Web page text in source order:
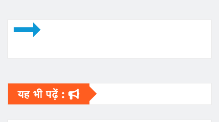
यह भी पढ़ें :